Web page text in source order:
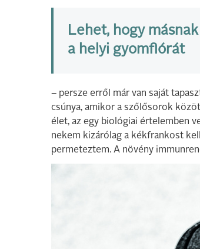
Lehet, hogy
a helyi gyomflórát
– persze erről már van saját
csúnya, amikor a szőlősorok
élet, az egy biológiai értelemben
nekem kizárólag a kékfrankost
permeteztem. A növény